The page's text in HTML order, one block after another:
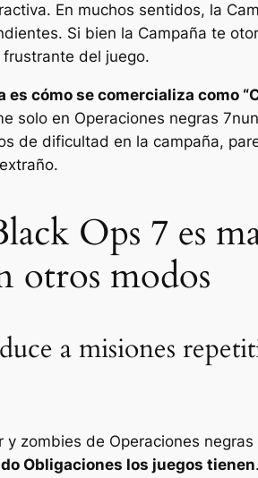
En muchos sentidos, la
Si bien la Campaña te
del juego.
es cómo se comercializa como
solo en Operaciones negras 7
de dificultad en la campaña,
Ops 7 es
otros modos
a misiones
y zombies de Operaciones negras
Obligaciones los juegos tienen